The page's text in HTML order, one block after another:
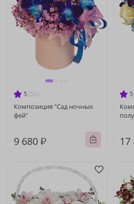
5 (51)
Композиция "Сад ночных
фей"
9 680 ₽
5
17